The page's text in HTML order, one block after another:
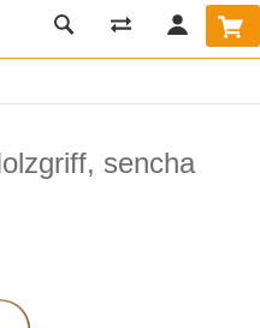
sencha